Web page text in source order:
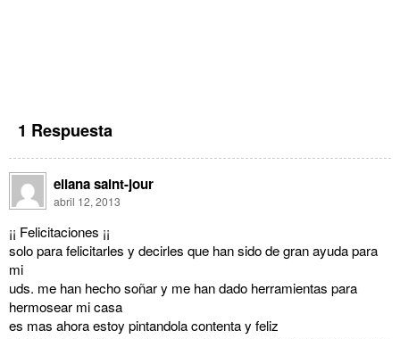
1 Respuesta
eliana saint-jour
abril 12, 2013
¡¡ Felicitaciones ¡¡
solo para felicitarles y decirles que han sido de gran ayuda para
mi
uds. me han hecho soñar y me han dado herramientas para
hermosear mi casa
es mas ahora estoy pintandola contenta y feliz